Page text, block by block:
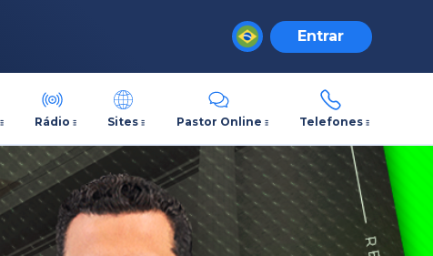
Entrar
Rádio Sites Pastor Online Telefones